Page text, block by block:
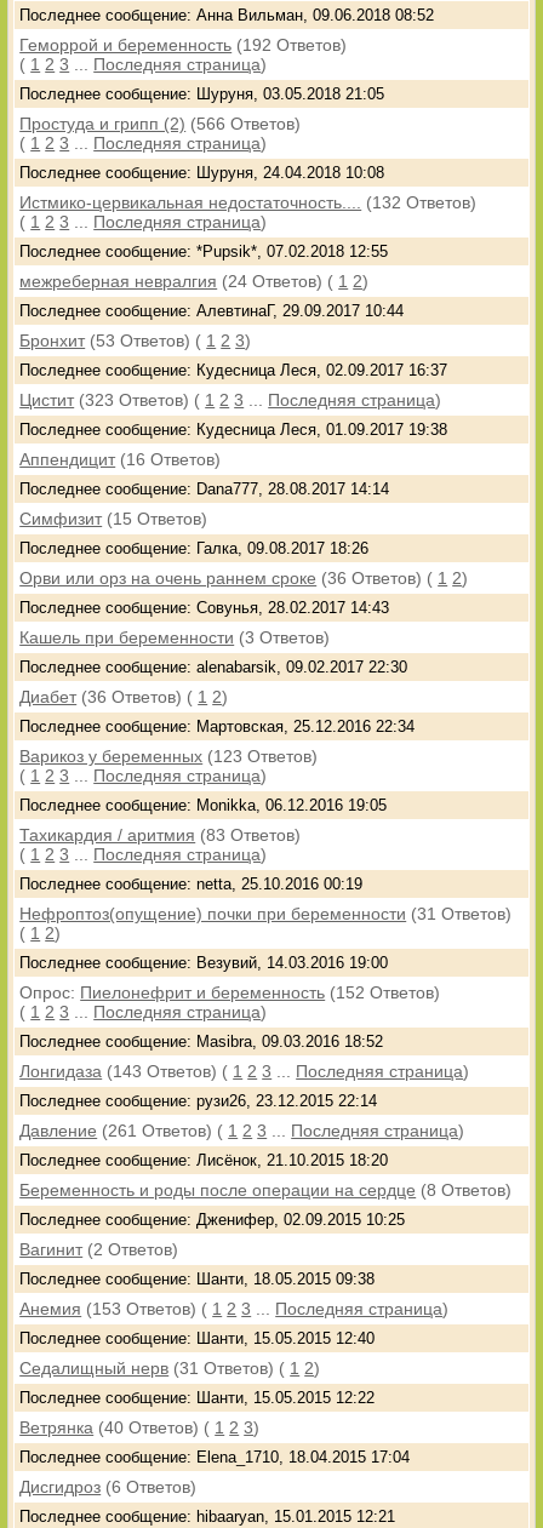
Последнее сообщение: Анна Вильман, 09.06.2018 08:52
Геморрой и беременность (192 Ответов)
( 1 2 3 Последняя страница)
Последнее сообщение: Шуруня, 03.05.2018 21:05
Простуда и грипп (2) (566 Ответов)
( 1 2 3 Последняя страница)
Последнее сообщение: Шуруня, 24.04.2018 10:08
Истмико-цервикальная недостаточность....
(132 Ответов)
( 1 2 3 Последняя страница)
Последнее сообщение: *Pupsik*, 07.02.2018 12:55
межреберная невралгия (24 Ответов) ( 1 2)
Последнее сообщение: АлевтинаГ, 29.09.2017 10:44
Бронхит (53 Ответов) ( 1 2 3)
Последнее сообщение: Кудесница Леся, 02.09.2017 16:37
Цистит (323 Ответов) ( 1 2 3 Последняя страница)
Последнее сообщение: Кудесница Леся, 01.09.2017 19:38
Аппендицит (16 Ответов)
Последнее сообщение: Dana777, 28.08.2017 14:14
Симфизит (15 Ответов)
Последнее сообщение: Галка, 09.08.2017 18:26
Орви или орз на очень раннем сроке (36 Ответов) ( 1 2)
Последнее сообщение: Совунья, 28.02.2017 14:43
Кашель при беременности (3 Ответов)
Последнее сообщение: alenabarsik, 09.02.2017 22:30
Диабет (36 Ответов) ( 1 2)
Последнее сообщение: Мартовская, 25.12.2016 22:34
Варикоз у беременных (123 Ответов)
( 1 2 3 Последняя страница)
Последнее сообщение: Monikka, 06.12.2016 19:05
Тахикардия / аритмия (83 Ответов)
( 1 2 3 Последняя страница)
Последнее сообщение: netta, 25.10.2016 00:19
Нефроптоз(опущение) почки при беременности (31 Ответов)
( 1 2)
Последнее сообщение: Везувий, 14.03.2016 19:00
Опрос: Пиелонефрит и беременность (152 Ответов)
( 1 2 3 Последняя страница)
Последнее сообщение: Masibra, 09.03.2016 18:52
Лонгидаза (143 Ответов) ( 1 2 3 Последняя страница)
Последнее сообщение: рузи26, 23.12.2015 22:14
Давление (261 Ответов) ( 1 2 3 Последняя страница)
Последнее сообщение: Лисёнок, 21.10.2015 18:20
Беременность и роды после операции на сердце (8 Ответов)
Последнее сообщение: Дженифер, 02.09.2015 10:25
Вагинит (2 Ответов)
Последнее сообщение: Шанти, 18.05.2015 09:38
Анемия (153 Ответов) ( 1 2 3 Последняя страница)
Последнее сообщение: Шанти, 15.05.2015 12:40
Седалищный нерв (31 Ответов) ( 1 2)
Последнее сообщение: Шанти, 15.05.2015 12:22
Ветрянка (40 Ответов) ( 1 2 3)
Последнее сообщение: Elena_1710, 18.04.2015 17:04
Дисгидроз (6 Ответов)
Последнее сообщение: hibaaryan, 15.01.2015 12:21